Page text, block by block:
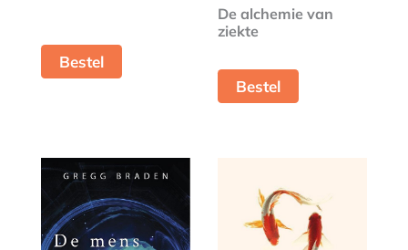
Bestel
De alchemie van
ziekte
Bestel